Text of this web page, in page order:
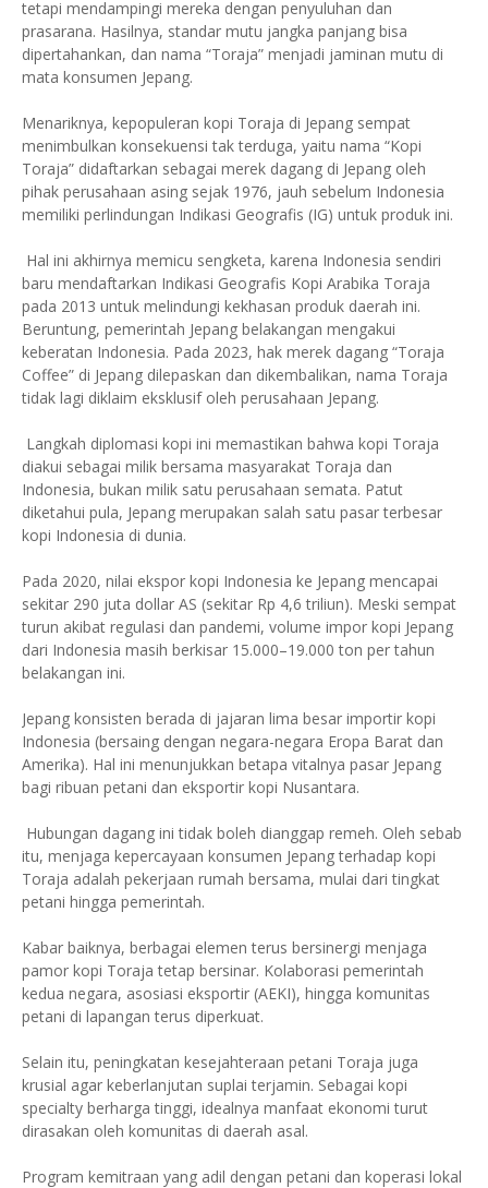
tetapi mendampingi mereka dengan penyuluhan dan
prasarana. Hasilnya, standar mutu jangka panjang bisa
dipertahankan, dan nama “Toraja” menjadi jaminan mutu di
mata konsumen Jepang.
Menariknya, kepopuleran kopi Toraja di Jepang sempat
menimbulkan konsekuensi tak terduga, yaitu nama “Kopi
Toraja” didaftarkan sebagai merek dagang di Jepang oleh
pihak perusahaan asing sejak 1976, jauh sebelum Indonesia
memiliki perlindungan Indikasi Geografis (IG) untuk produk ini.
Hal ini akhirnya memicu sengketa, karena Indonesia sendiri
baru mendaftarkan Indikasi Geografis Kopi Arabika Toraja
pada 2013 untuk melindungi kekhasan produk daerah ini.
Beruntung, pemerintah Jepang belakangan mengakui
keberatan Indonesia. Pada 2023, hak merek dagang “Toraja
Coffee” di Jepang dilepaskan dan dikembalikan, nama Toraja
tidak lagi diklaim eksklusif oleh perusahaan Jepang.
Langkah diplomasi kopi ini memastikan bahwa kopi Toraja
diakui sebagai milik bersama masyarakat Toraja dan
Indonesia, bukan milik satu perusahaan semata. Patut
diketahui pula, Jepang merupakan salah satu pasar terbesar
kopi Indonesia di dunia.
Pada 2020, nilai ekspor kopi Indonesia ke Jepang mencapai
sekitar 290 juta dollar AS (sekitar Rp 4,6 triliun). Meski sempat
turun akibat regulasi dan pandemi, volume impor kopi Jepang
dari Indonesia masih berkisar 15.000–19.000 ton per tahun
belakangan ini.
Jepang konsisten berada di jajaran lima besar importir kopi
Indonesia (bersaing dengan negara-negara Eropa Barat dan
Amerika). Hal ini menunjukkan betapa vitalnya pasar Jepang
bagi ribuan petani dan eksportir kopi Nusantara.
Hubungan dagang ini tidak boleh dianggap remeh. Oleh sebab
itu, menjaga kepercayaan konsumen Jepang terhadap kopi
Toraja adalah pekerjaan rumah bersama, mulai dari tingkat
petani hingga pemerintah.
Kabar baiknya, berbagai elemen terus bersinergi menjaga
pamor kopi Toraja tetap bersinar. Kolaborasi pemerintah
kedua negara, asosiasi eksportir (AEKI), hingga komunitas
petani di lapangan terus diperkuat.
Selain itu, peningkatan kesejahteraan petani Toraja juga
krusial agar keberlanjutan suplai terjamin. Sebagai kopi
specialty berharga tinggi, idealnya manfaat ekonomi turut
dirasakan oleh komunitas di daerah asal.
Program kemitraan yang adil dengan petani dan koperasi lokal